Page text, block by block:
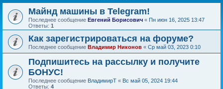
Майнд машины в Telegram!
Последнее сообщение Евгений Борисович « Пн июн 16, 2025 13:47
Ответы: 1
Как зарегистрироваться на форуме?
Последнее сообщение Владимир Никонов « Ср май 03, 2023 0:10
Подпишитесь на рассылку и получите
БОНУС!
Последнее сообщение ВладимирТ « Вс май 05, 2024 19:44
Ответы: 4